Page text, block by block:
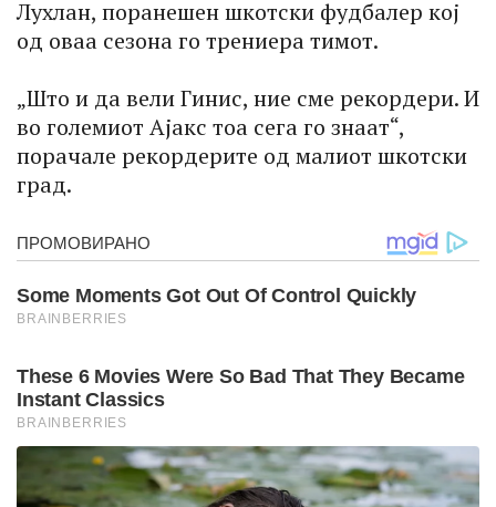
Лухлан, поранешен шкотски фудбалер кој
од оваа сезона го трениера тимот.
„Што и да вели Гинис, ние сме рекордери. И
во големиот Ајакс тоа сега го знаат“,
порачале рекордерите од малиот шкотски
град.